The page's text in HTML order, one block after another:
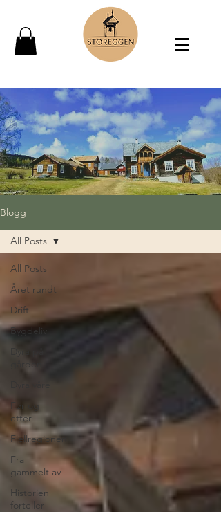
Blogg
All Posts
Året rundt
Drift
Bygdeliv
gården
Før og
etter
Fjellregionen
Fra
gammelt av
Historien
forteller
All Posts